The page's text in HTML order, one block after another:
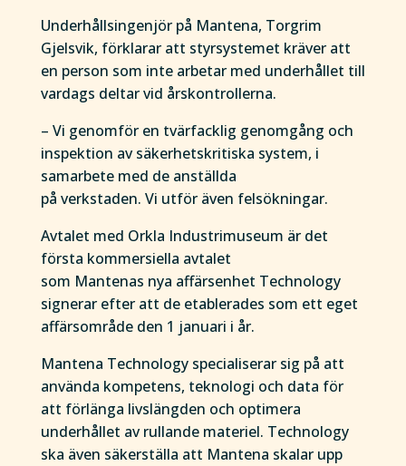
Underhållsingenjör på Mantena, Torgrim
Gjelsvik, förklarar att styrsystemet kräver att
en person som inte arbetar med underhållet till
vardags deltar vid årskontrollerna.
– Vi genomför en tvärfacklig genomgång och
inspektion av säkerhetskritiska system, i
samarbete med de anställda
på verkstaden. Vi utför även felsökningar.
Avtalet med Orkla Industrimuseum är det
första kommersiella avtalet
som Mantenas nya affärsenhet Technology
signerar efter att de etablerades som ett eget
affärsområde den 1 januari i år.
Mantena Technology specialiserar sig på att
använda kompetens, teknologi och data för
att förlänga livslängden och optimera
underhållet av rullande materiel. Technology
ska även säkerställa att Mantena skalar upp